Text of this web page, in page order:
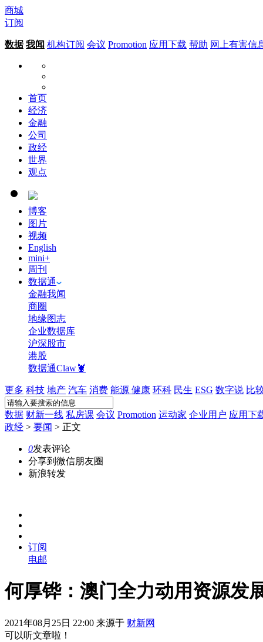
商城
订阅
数据 我闻 机构订阅 会议 Promotion 应用下载 帮助 网上有害信
首页
经济
金融
公司
政经
世界
观点
博客
图片
视频
English
mini+
周刊
数据通
金融我闻
商圈
地缘图志
企业数据库
沪深股市
港股
数据通Claw🦞
更多 科技 地产 汽车 消费 能源 健康 环科 民生 ESG 数字说 比
数据 财新一线 私房课 会议 Promotion 运动家 企业用户 应用下
政经 > 要闻 > 正文
0发表评论
分享到微信朋友圈
新浪转发
订阅
电邮
何厚铧：澳门全力动用资源发
2021年08月25日 22:00 来源于 财新网
可以听文章啦！